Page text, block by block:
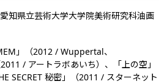
知県立芸術大学大学院美術研究科油画
」（2012 / Wuppertal、
/ アートラボあいち）、「上の空」
SECRET 秘密」（2011 / スターネット